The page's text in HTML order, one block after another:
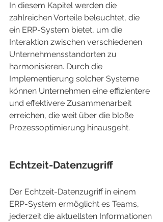
In diesem Kapitel werden die
zahlreichen Vorteile beleuchtet, die
ein ERP-System bietet, um die
Interaktion zwischen verschiedenen
Unternehmensstandorten zu
harmonisieren. Durch die
Implementierung solcher Systeme
können Unternehmen eine effizientere
und effektivere Zusammenarbeit
erreichen, die weit über die bloße
Prozessoptimierung hinausgeht.
Echtzeit-Datenzugriff
Der Echtzeit-Datenzugriff in einem
ERP-System ermöglicht es Teams,
jederzeit die aktuellsten Informationen